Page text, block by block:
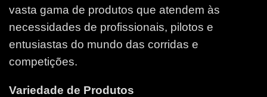
vasta gama de produtos que atendem às
necessidades de profissionais, pilotos e
entusiastas do mundo das corridas e
competições.
Variedade de Produtos